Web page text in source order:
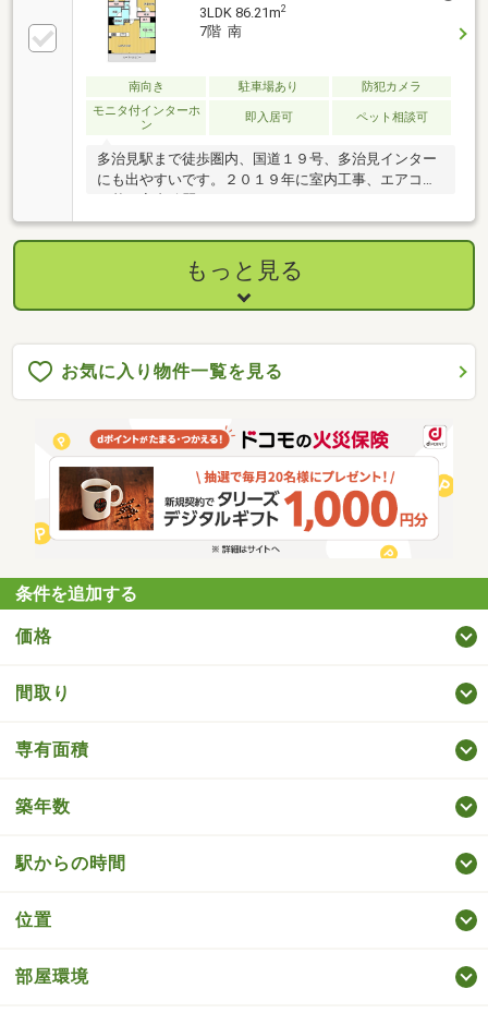
3LDK 86.21m2
7階 南
南向き 駐車場あり
防犯カメラ
モニタ付インターホ
ン
即入居可 ペット相談可
多治見駅まで徒歩圏内、国道１９号、多治見インター
にも出やすいです。２０１９年に室内工事、エアコン
もっと見る
お気に入り物件一覧を見る
条件を追加する
価格
間取り
専有面積
築年数
駅からの時間
位置
部屋環境